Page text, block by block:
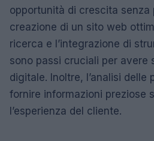
opportunità di crescita senza
creazione di un sito web
ricerca e l’integrazione di
sono passi cruciali per avere
digitale. Inoltre, l’analisi delle
fornire informazioni preziose
l’esperienza del cliente.